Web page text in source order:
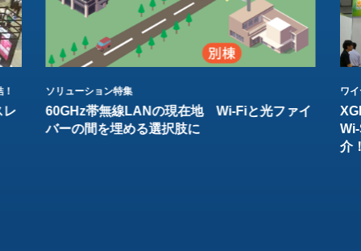
レ
ソリューション特集
60GHz帯無線LANの現在地 Wi-Fiと光ファイ
バーの間を埋める選択肢に
ワ
介